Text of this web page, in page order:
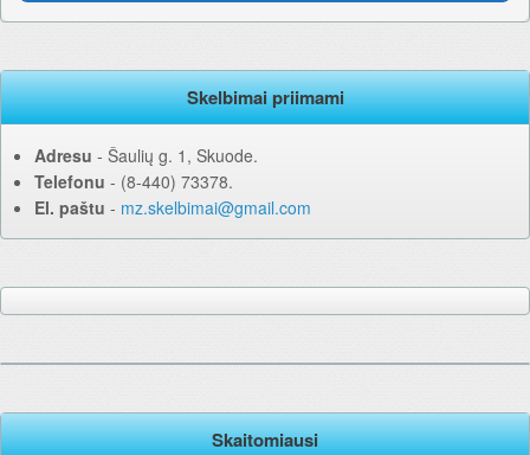
Skelbimai priimami
Adresu ‐ Šaulių g. 1, Skuode.
Telefonu ‐ (8-440) 73378.
El. paštu ‐ mz.skelbimai@gmail.com
Skaitomiausi